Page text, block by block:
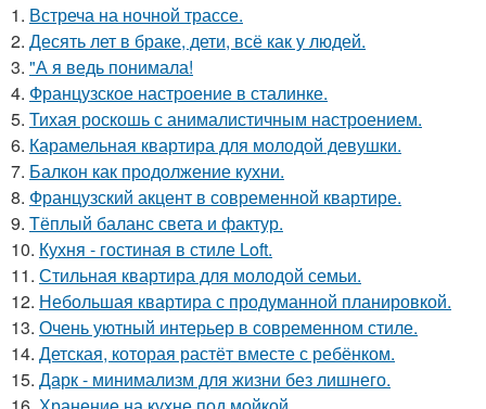
1. Встреча на ночной трассе.
2. Десять лет в браке, дети, всё как у людей.
3. "А я ведь понимала!
4. Французское настроение в сталинке.
5. Тихая роскошь с анималистичным настроением.
6. Карамельная квартира для молодой девушки.
7. Балкон как продолжение кухни.
8. Французский акцент в современной квартире.
9. Тёплый баланс света и фактур.
10. Кухня - гостиная в стиле Loft.
11. Стильная квартира для молодой семьи.
12. Небольшая квартира с продуманной планировкой.
13. Очень уютный интерьер в современном стиле.
14. Детская, которая растёт вместе с ребёнком.
15. Дарк - минимализм для жизни без лишнего.